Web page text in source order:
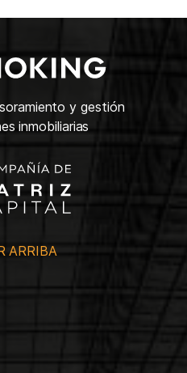
y gestión
inmobiliarias
ARRIBA